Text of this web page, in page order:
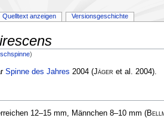
)
Spinne des Jahres 2004 (Jäger et al. 2004).
12–15 mm, Männchen 8–10 mm (
Quelltext anzeigen Versionsgeschichte